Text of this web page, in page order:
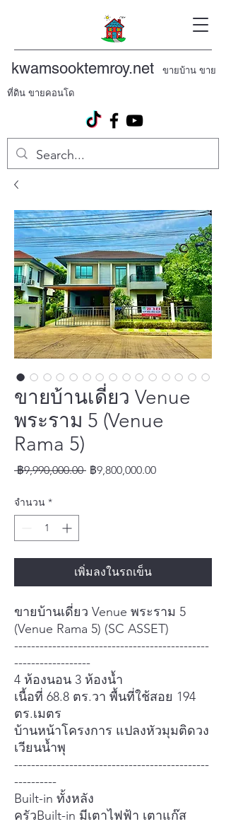
kwamsooktemroy.net ขายบ้าน ขาย
ที่ดิน ขายคอนโด
ขายบ้านเดี่ยว Venue
พระราม 5 (Venue
Rama 5)
฿9,990,000.00 ราคา
฿9,800,000.00ราคา
จำนวน *
เพิ่มลงในรถเข็น
ขายบ้านเดี่ยว Venue พระราม 5
(Venue Rama 5) (SC ASSET)
----------------------------------------------
------------------
4 ห้องนอน 3 ห้องน้ำ
เนื้อที่ 68.8 ตร.วา พื้นที่ใช้สอย 194
ตร.เมตร
บ้านหน้าโครงการ แปลงหัวมุมติดวง
เวียนน้ำพุ
----------------------------------------------
----------
Built-in ทั้งหลัง
ครัวBuilt-in มีเตาไฟฟ้า เตาแก๊ส